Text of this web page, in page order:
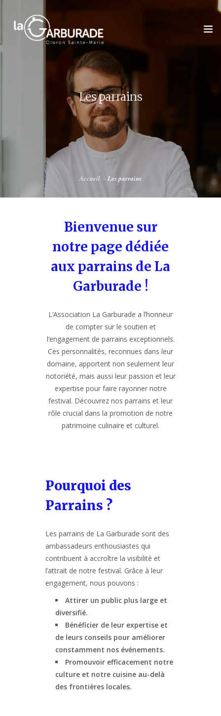
L’ASSOCIATION
LES TABLES DE LA GARBURE 2026
LE CHAMPIONNAT DU MONDE
Les parrains
Accueil Les parrains
Bienvenue sur
notre page dédiée
aux parrains de La
Garburade !
L’Association La Garburade a l’honneur
de compter sur le soutien et
l’engagement de parrains exceptionnels.
Ces personnalités, reconnues dans leur
domaine, apportent non seulement leur
notoriété, mais aussi leur passion et leur
expertise pour faire rayonner notre
festival. Découvrez nos parrains et leur
rôle crucial dans la promotion de notre
patrimoine culinaire et culturel.
Pourquoi des
Parrains ?
Les parrains de La Garburade sont des
ambassadeurs enthousiastes qui
contribuent à accroître la visibilité et
l’attrait de notre festival. Grâce à leur
engagement, nous pouvons :
Attirer un public plus large et
diversifié.
Bénéficier de leur expertise et
de leurs conseils pour améliorer
constamment nos événements.
Promouvoir efficacement notre
culture et notre cuisine au-delà
des frontières locales.